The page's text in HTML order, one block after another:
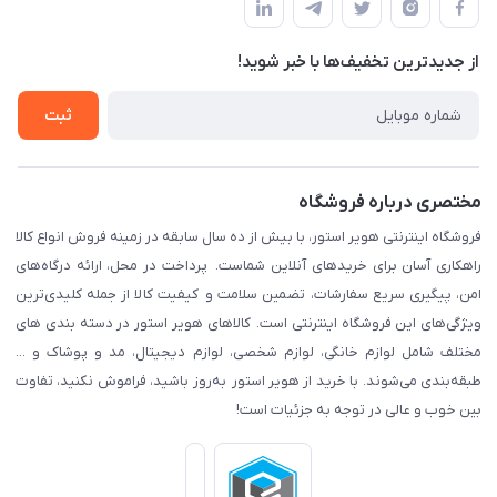
لیست محصولات
درباره ما
قوانین و مقرارت
حریم خصوصی
راهنما
از جدید‌ترین تخفیف‌ها با‌ خبر شوید!
ثبت
مختصری درباره فروشگاه
فروشگاه اینترنتی هویر استور، با بیش از ده سال سابقه در زمینه فروش انواع کالا
راهکاری آسان برای خریدهای آنلاین شماست. پرداخت در محل، ارائه درگاه‌های
امن، پیگیری سریع سفارشات، تضمین سلامت و کیفیت کالا از جمله کلیدی‌ترین
ویژگی‌های این فروشگاه اینترنتی است. کالاهای هویر استور در دسته بندی های
مختلف شامل لوازم خانگی، لوازم شخصی، لوازم دیجیتال، مد و پوشاک و ...
طبقه‌بندی می‌شوند. با خرید از هویر استور به‌روز باشید، فراموش نکنید، تفاوت
بین خوب و عالی در توجه به جزئیات است!